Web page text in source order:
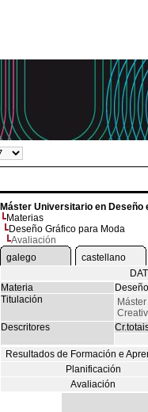
Máster Universitario en Deseño
Materias
Deseño Gráfico para Moda
Avaliación
galego
castellano
Materia
Titulación
Descritores
Resultados de Formación e
Planificación
Avaliación